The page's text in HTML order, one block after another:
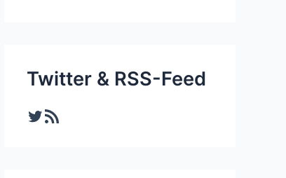
Twitter & RSS-Feed
Twitter RSS-Feed